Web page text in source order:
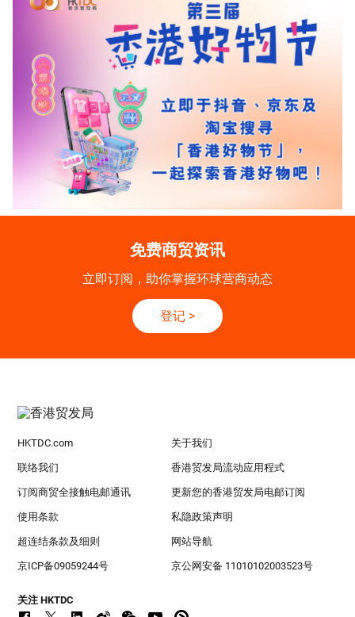
免费商贸资讯
立即订阅，助你掌握环球营商动态
登记 >
HKTDC.com 关于我们
联络我们 香港贸发局流动应用程式
订阅商贸全接触电邮通讯 更新您的香港贸发局电邮订阅
使用条款 私隐政策声明
超连结条款及细则 网站导航
京ICP备09059244号 京公网安备 11010102003523号
关注 HKTDC